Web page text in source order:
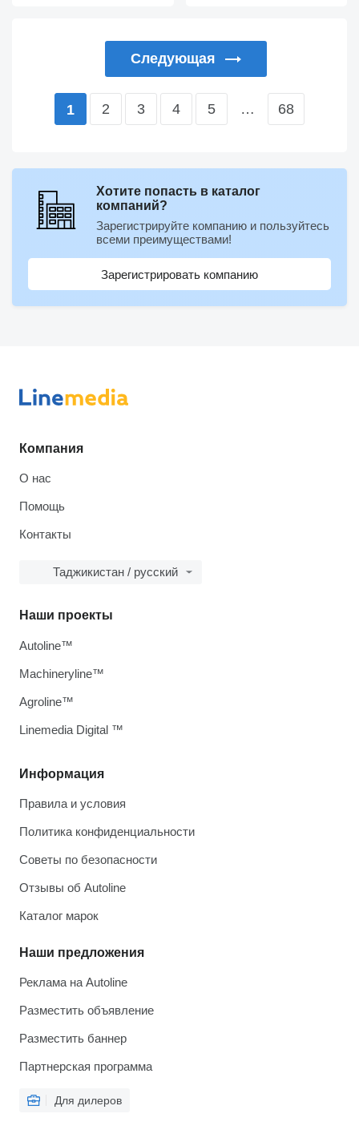
Следующая
1 2 3 4 5 … 68
Хотите попасть в каталог
компаний?
Зарегистрируйте компанию и пользуйтесь
всеми преимуществами!
Зарегистрировать компанию
Компания
О нас
Помощь
Контакты
Таджикистан / русский
Информация
Правила и условия
Политика конфиденциальности
Советы по безопасности
Отзывы об Autoline
Каталог марок
Наши предложения
Реклама на Autoline
Разместить объявление
Разместить баннер
Партнерская программа
Для дилеров
Наши проекты
Autoline™
Machineryline™
Agroline™
Linemedia Digital ™